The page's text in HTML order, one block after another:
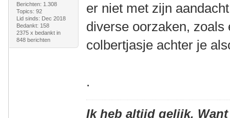
Berichten: 1.308
Topics: 92
Lid sinds: Dec 2018
Bedankt: 158
2375 x bedankt in
848 berichten
er niet met zijn
diverse oorzaken,
colbertjasje achter je
.
Ik heb altijd gelijk.